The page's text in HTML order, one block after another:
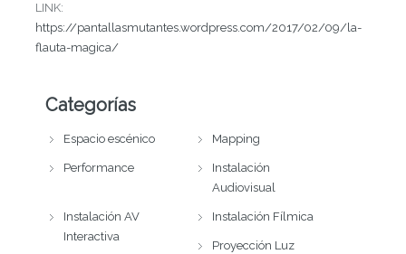
LINK:
https://pantallasmutantes.wordpress.com/2017/02/09/la-
flauta-magica/
Categorías
Espacio escénico Mapping
Performance
Instalación
Audiovisual
Instalación AV
Interactiva
Instalación Fílmica
Proyección Luz